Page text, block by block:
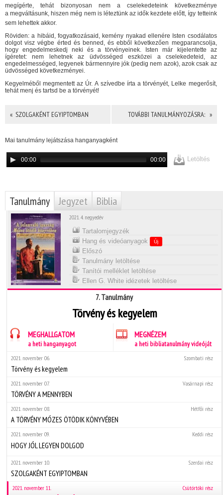
megígérte, tehát bizonyosan nem a cselekedeteink következménye
a megváltásunk, hiszen még nem is léteztünk az idők kezdete előtt, így tetteink
sem lehettek akkor.
Röviden: a hibáid, fogyatkozásaid, kemény nyakad ellenére Isten csodálatos
dolgot visz végbe érted és benned, és ebből következően megparancsolja,
hogy engedelmeskedj neki és a törvényeinek. Isten már kijelentette az
ígéretet: nem lehetnek az üdvösséged eszközei a cselekedeteid, az
engedelmességed, legyenek bármennyire jók (pedig nem azok), azok csak az
üdvösséged következményei.
Kegyelméből megmentett az Úr. A szívedbe írta a törvényét, Lelke megerősít,
tehát menj és tartsd be a törvényét!
« SZOLGAKÉNT EGYIPTOMBAN TOVÁBBI TANULMÁNYOZÁSRA: »
Mai tanulmány lejátszása hanganyagként
00:00 00:00 Letöltés
Tanulmány Jegyzet Biblia
2021. 4. negyedév
Tartalomjegyzék
Hang és videóanyagok
Új
Előszó
Tanulmány letöltése
Tanítói melléklet letöltése
Ellen G. White idézetek letöltése
7. Tanulmány
Törvény és kegyelem
MEGHALLGATOM
a heti hanganyagot
MEGNÉZEM
a heti bibliatanulmány videóját
Szombati rész
2021. november 06.
Törvény és kegyelem
Vasárnapi rész
2021. november 07.
TÖRVÉNY A MENNYBEN
Hétfői rész
2021. november 08.
A TÖRVÉNY MÓZES ÖTÖDIK KÖNYVÉBEN
Keddi rész
2021. november 09.
HOGY JÓL LEGYEN DOLGOD
Szerdai rész
2021. november 10.
SZOLGAKÉNT EGYIPTOMBAN
Csütörtöki rész
2021. november 11.